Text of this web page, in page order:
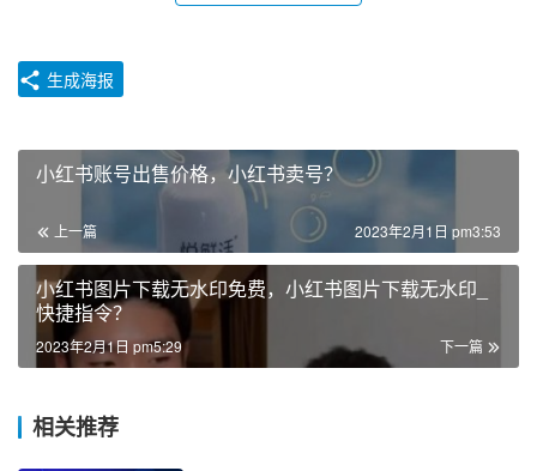
生成海报
小红书账号出售价格，小红书卖号？
上一篇 2023年2月1日 pm3:53
小红书图片下载无水印免费，小红书图片下载无水印_
快捷指令？
下一篇
2023年2月1日 pm5:29
相关推荐